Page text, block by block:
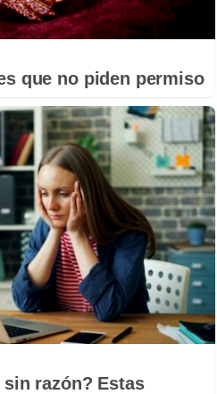
que no piden permiso
razón? Estas